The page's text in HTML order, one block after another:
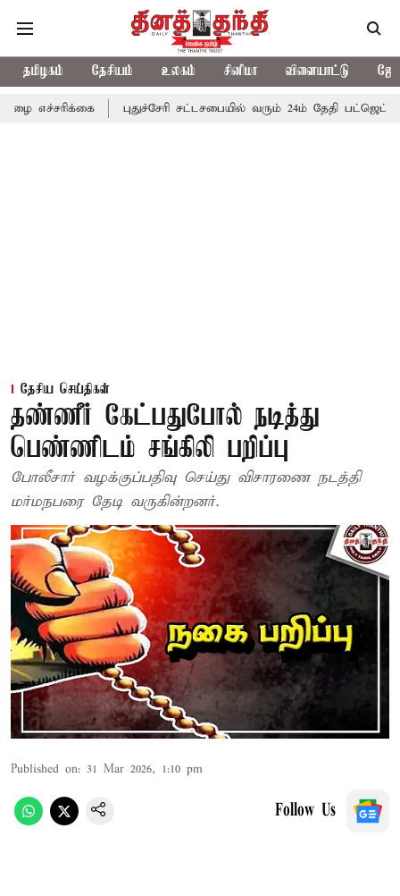
தமிழகம் தேசியம் உலகம் சினிமா விளையாட்டு
புதுச்சேரி சட்டசபையில் வரும் 24ம் தேதி பட்ஜெட் தாக்கல்
தேசிய செய்திகள்
தண்ணீர் கேட்பதுபோல் நடித்து
பெண்ணிடம் சங்கிலி பறிப்பு
போலீசார் வழக்குப்பதிவு செய்து விசாரணை நடத்தி
மர்மநபரை தேடி வருகின்றனர்.
Published on: 31 Mar 2026, 1:10 pm
Follow Us